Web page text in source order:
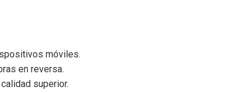
móviles.
en reversa.
superior.